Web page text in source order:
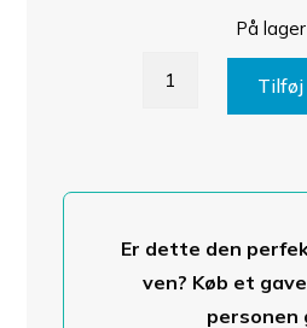
På lager
Er dette den
ven? Køb et
personen